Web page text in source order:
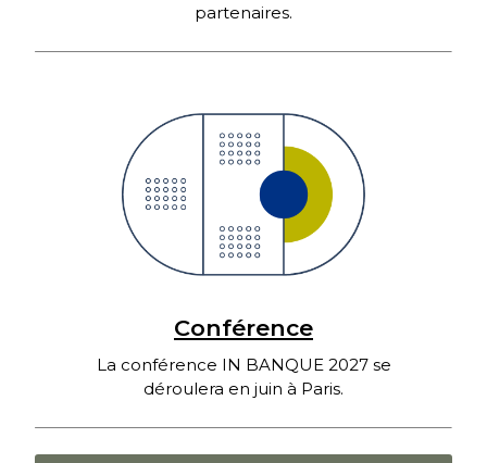
partenaires.
Conférence
La conférence IN BANQUE 2027 se
déroulera en juin à Paris.